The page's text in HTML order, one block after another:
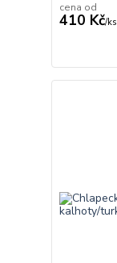
cena od
410 Kč/ks